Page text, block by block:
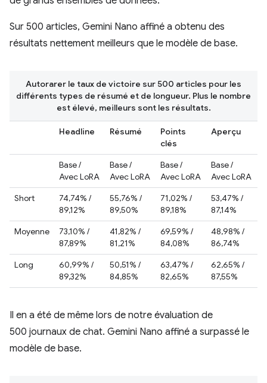
Sur 500 articles, Gemini Nano affiné a obtenu des
résultats nettement meilleurs que le modèle de base.
Headline Résumé
Points
clés
Aperçu
Base /
Avec LoRA
Base /
Avec LoRA
Base /
Avec LoRA
Base /
Avec LoRA
Short
74,74% /
89,12%
55,76% /
89,50%
71,02% /
89,18%
53,47% /
87,14%
Moyenne
73,10% /
87,89%
41,82% /
81,21%
69,59% /
84,08%
48,98% /
86,74%
Long
60,99% /
89,32%
50,51% /
84,85%
63,47% /
82,65%
62,65% /
87,55%
Autorarer le taux de victoire sur 500 articles pour les
différents types de résumé et de longueur. Plus le nombre
est élevé, meilleurs sont les résultats.
Il en a été de même lors de notre évaluation de
500 journaux de chat. Gemini Nano affiné a surpassé le
modèle de base.